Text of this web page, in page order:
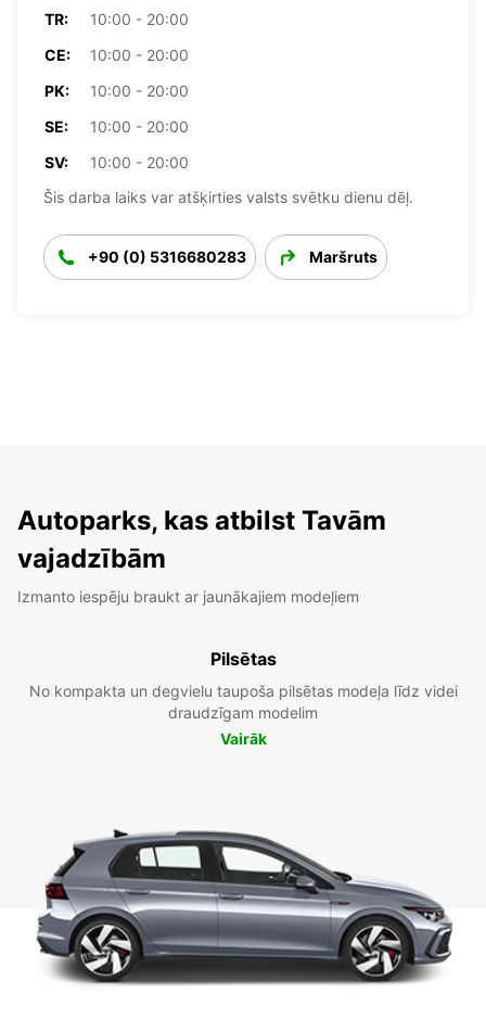
TR:
10:00 - 20:00
CE:
10:00 - 20:00
PK:
10:00 - 20:00
SE:
10:00 - 20:00
SV:
10:00 - 20:00
Šis darba laiks var atšķirties valsts svētku dienu dēļ.
+90 (0) 5316680283 Maršruts
Autoparks, kas atbilst Tavām
vajadzībām
Izmanto iespēju braukt ar jaunākajiem modeļiem
Pilsētas
No kompakta un degvielu taupoša pilsētas modeļa līdz videi
draudzīgam modelim
Vairāk